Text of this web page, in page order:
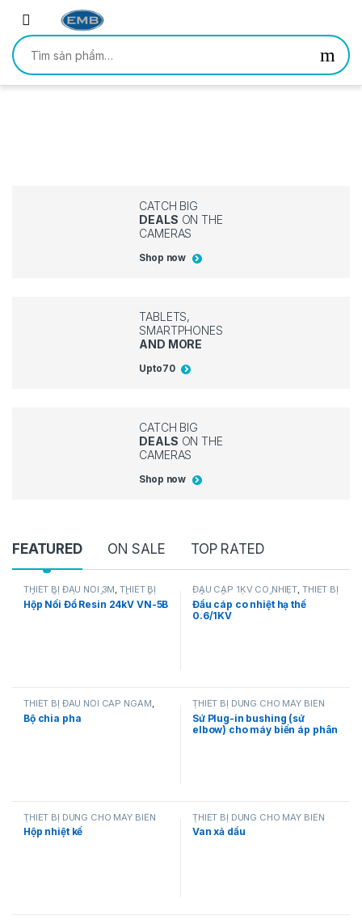
Skip to navigation
Skip to content
Tìm kiếm:
CATCH BIG
DEALS ON THE
CAMERAS
Shop now
TABLETS,
SMARTPHONES
AND MORE
Upto70
CATCH BIG
DEALS ON THE
CAMERAS
Shop now
FEATURED ON SALE TOP RATED
THIẾT BỊ ĐẤU NỐI 3M,THIẾT BỊ
ĐẤU NỐI CÁP NGẦM, HỘP NỐI
CÁP NGẦM
Hộp Nối Đổ Resin 24kV VN-5B
ĐẦU CÁP 1KV CO NHIỆT, THIẾT BỊ
ĐẤU NỐI CÁP NGẦM
Đầu cáp co nhiệt hạ thế
0.6/1KV
THIẾT BỊ ĐẤU NỐI CÁP NGẦM,
CHIA PHA
Bộ chia pha
THIẾT BỊ DÙNG CHO MÁY BIẾN
ÁP
Sứ Plug-in bushing (sứ
elbow) cho máy biến áp phân
THIẾT BỊ DÙNG CHO MÁY BIẾN
ÁP
Hộp nhiệt kế
THIẾT BỊ DÙNG CHO MÁY BIẾN
ÁP
Van xả dầu